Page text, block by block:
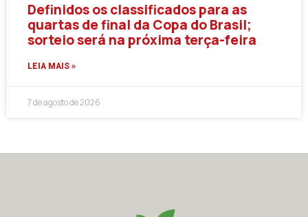
Definidos os classificados para as
quartas de final da Copa do Brasil;
sorteio será na próxima terça-feira
LEIA MAIS »
7 de agosto de 2026